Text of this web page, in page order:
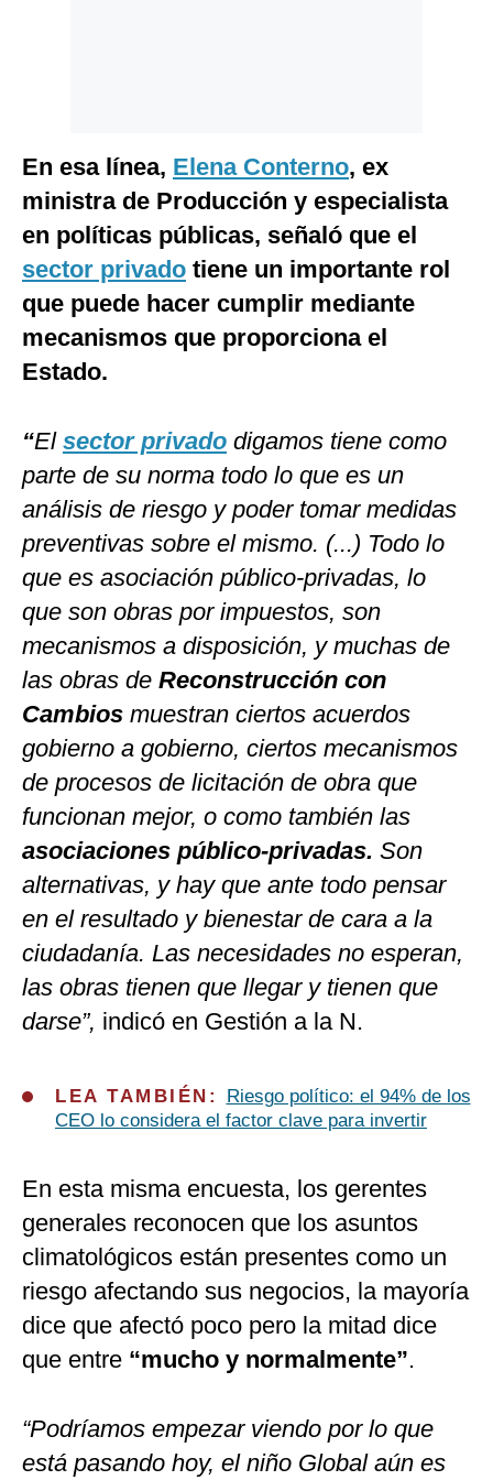
En esa línea, Elena Conterno, ex
ministra de Producción y especialista
en políticas públicas, señaló que el
sector privado tiene un importante rol
que puede hacer cumplir mediante
mecanismos que proporciona el
Estado.
“El sector privado digamos tiene como
parte de su norma todo lo que es un
análisis de riesgo y poder tomar medidas
preventivas sobre el mismo. (...) Todo lo
que es asociación público-privadas, lo
que son obras por impuestos, son
mecanismos a disposición, y muchas de
las obras de Reconstrucción con
Cambios muestran ciertos acuerdos
gobierno a gobierno, ciertos mecanismos
de procesos de licitación de obra que
funcionan mejor, o como también las
asociaciones público-privadas. Son
alternativas, y hay que ante todo pensar
en el resultado y bienestar de cara a la
ciudadanía. Las necesidades no esperan,
las obras tienen que llegar y tienen que
darse”, indicó en Gestión a la N.
LEA TAMBIÉN: Riesgo político: el 94% de los
CEO lo considera el factor clave para invertir
En esta misma encuesta, los gerentes
generales reconocen que los asuntos
climatológicos están presentes como un
riesgo afectando sus negocios, la mayoría
dice que afectó poco pero la mitad dice
que entre “mucho y normalmente”.
“Podríamos empezar viendo por lo que
está pasando hoy, el niño Global aún es